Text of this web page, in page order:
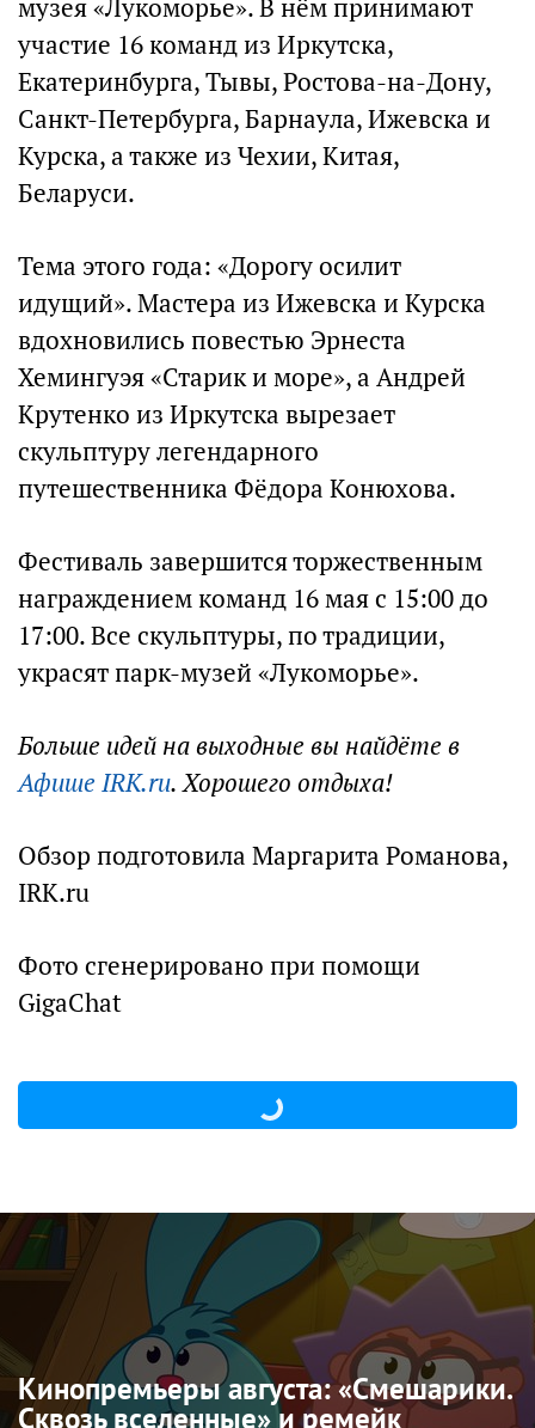
музея «Лукоморье». В нём принимают
участие 16 команд из Иркутска,
Екатеринбурга, Тывы, Ростова-на-Дону,
Санкт-Петербурга, Барнаула, Ижевска и
Курска, а также из Чехии, Китая,
Беларуси.
Тема этого года: «Дорогу осилит
идущий». Мастера из Ижевска и Курска
вдохновились повестью Эрнеста
Хемингуэя «Старик и море», а Андрей
Крутенко из Иркутска вырезает
скульптуру легендарного
путешественника Фёдора Конюхова.
Фестиваль завершится торжественным
награждением команд 16 мая с 15:00 до
17:00. Все скульптуры, по традиции,
украсят парк-музей «Лукоморье».
Больше идей на выходные вы найдёте в
Афише IRK.ru. Хорошего отдыха!
Обзор подготовила Маргарита Романова,
IRK.ru
Фото сгенерировано при помощи
GigaChat
Кинопремьеры августа: «Смешарики.
Сквозь вселенные» и ремейк